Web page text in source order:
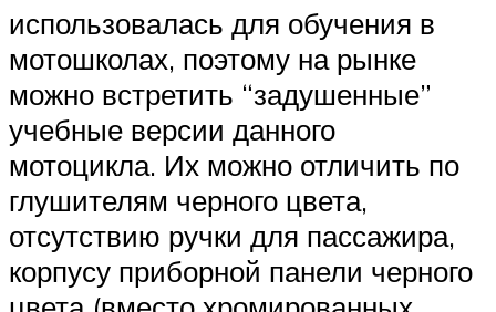
использовалась для обучения в
мотошколах, поэтому на рынке
можно встретить “задушенные”
учебные версии данного
мотоцикла. Их можно отличить по
глушителям черного цвета,
отсутствию ручки для пассажира,
корпусу приборной панели черного